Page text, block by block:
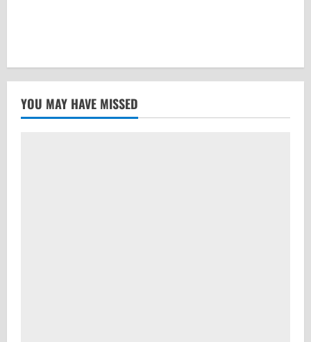
YOU MAY HAVE MISSED